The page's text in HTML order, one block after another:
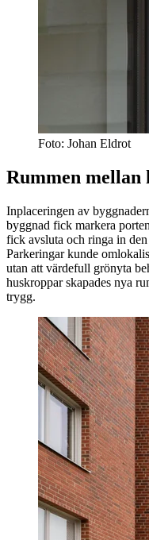
Foto: Johan Eldrot
Rummen mellan
Inplaceringen av
byggnad fick markera
fick avsluta och ringa in
Parkeringar kunde
utan att värdefull grönyta
huskroppar skapades nya
trygg.